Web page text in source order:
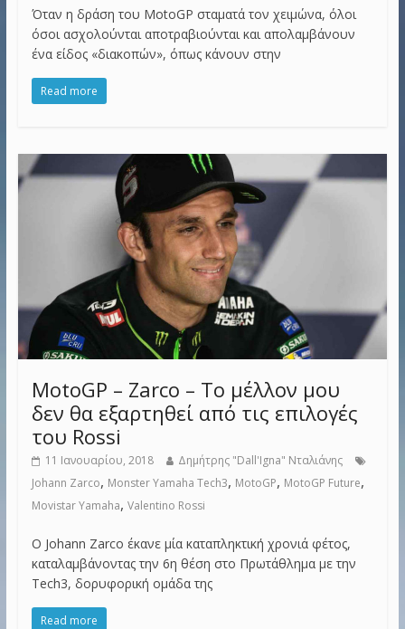
Όταν η δράση του MotoGP σταματά τον χειμώνα, όλοι
όσοι ασχολούνται αποτραβιούνται και απολαμβάνουν
ένα είδος «διακοπών», όπως κάνουν στην
Read more
MotoGP – Zarco – Το μέλλον μου
δεν θα εξαρτηθεί από τις επιλογές
του Rossi
11 Ιανουαρίου, 2018
Δημήτρης "Dall'Igna" Νταλιάνης
Johann Zarco, Monster Yamaha Tech3, MotoGP, MotoGP Future,
Movistar Yamaha, Valentino Rossi
O Johann Zarco έκανε μία καταπληκτική χρονιά φέτος,
καταλαμβάνοντας την 6η θέση στο Πρωτάθλημα με την
Tech3, δορυφορική ομάδα της
Read more